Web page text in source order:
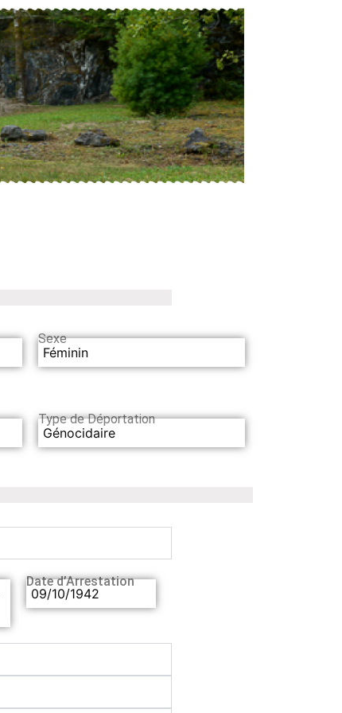
Sexe
Féminin
Type de Déportation
Génocidaire
Date d’Arrestation
09/10/1942